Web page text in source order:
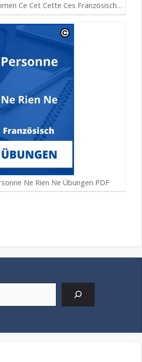
Ce Cet Cette Ces Französisch…
Ne Rien Ne Übungen PDF